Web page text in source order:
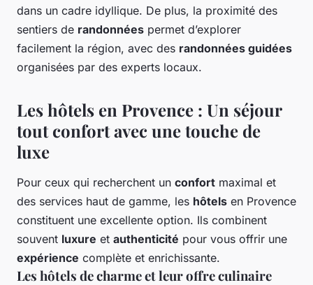
dans un cadre idyllique. De plus, la proximité des
sentiers de randonnées permet d’explorer
facilement la région, avec des randonnées guidées
organisées par des experts locaux.
Les hôtels en Provence : Un séjour
tout confort avec une touche de
luxe
Pour ceux qui recherchent un confort maximal et
des services haut de gamme, les hôtels en Provence
constituent une excellente option. Ils combinent
souvent luxure et authenticité pour vous offrir une
expérience complète et enrichissante.
Les hôtels de charme et leur offre culinaire